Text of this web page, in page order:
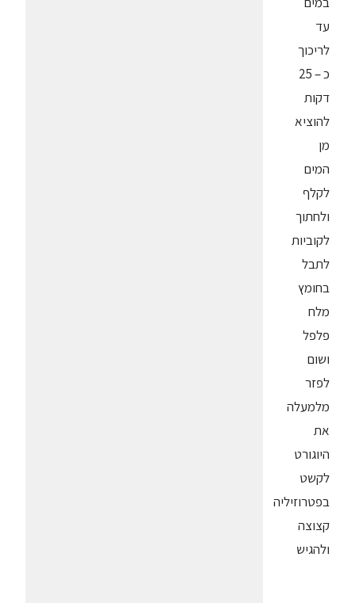
עד
לריכוך
כ – 25
דקות
להוציא
מן
המים
לקלף
ולחתוך
לקוביות
לתבל
בחומץ
מלח
פלפל
ושום
לפזר
מלמעלה
את
היוגורט
לקשט
בפטרוזיליה
קצוצה
ולהגיש